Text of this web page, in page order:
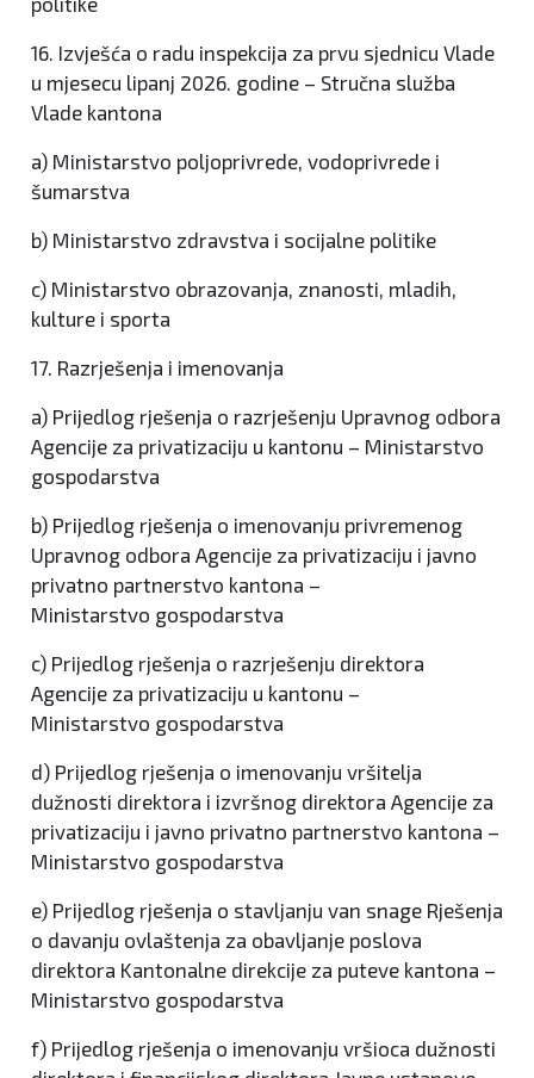
16. Izvješća o radu inspekcija za prvu sjednicu Vlade
u mjesecu lipanj 2026. godine – Stručna služba
Vlade kantona
a) Ministarstvo poljoprivrede, vodoprivrede i
šumarstva
b) Ministarstvo zdravstva i socijalne politike
c) Ministarstvo obrazovanja, znanosti, mladih,
kulture i sporta
17. Razrješenja i imenovanja
a) Prijedlog rješenja o razrješenju Upravnog odbora
Agencije za privatizaciju u kantonu – Ministarstvo
gospodarstva
b) Prijedlog rješenja o imenovanju privremenog
Upravnog odbora Agencije za privatizaciju i javno
privatno partnerstvo kantona –
Ministarstvo gospodarstva
c) Prijedlog rješenja o razrješenju direktora
Agencije za privatizaciju u kantonu –
Ministarstvo gospodarstva
d) Prijedlog rješenja o imenovanju vršitelja
dužnosti direktora i izvršnog direktora Agencije za
privatizaciju i javno privatno partnerstvo kantona –
Ministarstvo gospodarstva
e) Prijedlog rješenja o stavljanju van snage Rješenja
o davanju ovlaštenja za obavljanje poslova
direktora Kantonalne direkcije za puteve kantona –
Ministarstvo gospodarstva
f) Prijedlog rješenja o imenovanju vršioca dužnosti